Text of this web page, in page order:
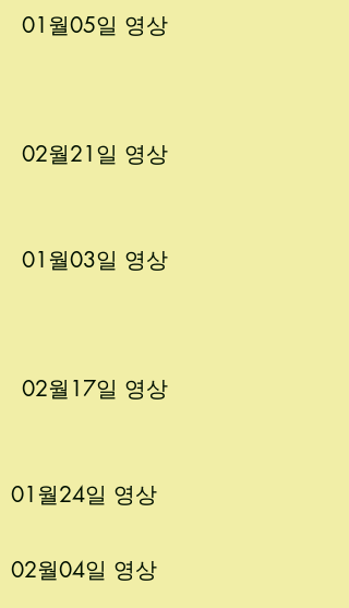
02월17일 영상
02월21일 영상
02월04일 영상
01월05일 영상
01월03일 영상
01월24일 영상